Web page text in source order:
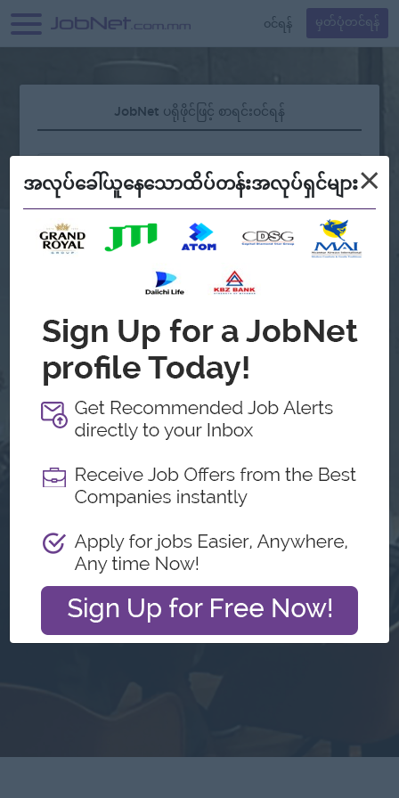
၀င်ရန် မှတ်ပုံတင်ရန်
JobNet ပရိုဖိုင်ဖြင့် စာရင်းဝင်ရန်
လျှို့ဝှက်နံပါတ် မေ့နေပါသလား?
Continue with Google
အကောင့်မရှိသေးဘူးလား?မှတ်ပုံတင်မယ်
အလုပ်ခေါ်ယူနေသောထိပ်တန်းအလုပ်ရှင်များ×